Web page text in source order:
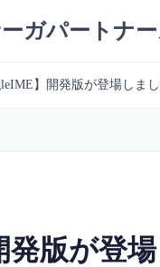
ガパートナ
】開発版が登場しまし
発版が登